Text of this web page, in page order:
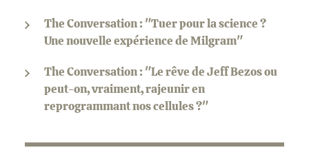
The Conversation : "Tuer pour la science ?
Une nouvelle expérience de Milgram"
The Conversation : "Le rêve de Jeff Bezos ou
peut-on, vraiment, rajeunir en
reprogrammant nos cellules ?"